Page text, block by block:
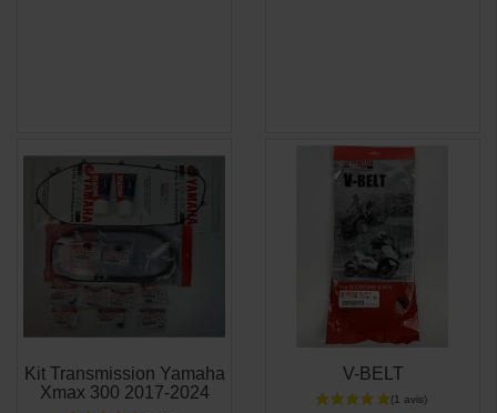
Kit Transmission Yamaha
Xmax 300 2017-2024
V-BELT
APERÇU
RAPIDE